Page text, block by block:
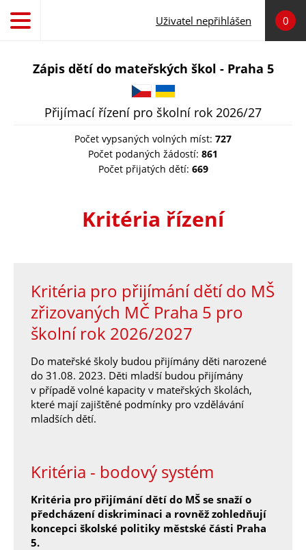
Uživatel nepřihlášen
0
Zápis dětí do mateřských škol - Praha 5
Přijímací řízení pro školní rok 2026/27
Počet vypsaných volných míst: 727
Počet podaných žádostí: 861
Počet přijatých dětí: 669
Kritéria řízení
Kritéria pro přijímání dětí do MŠ
zřizovaných MČ Praha 5 pro
školní rok 2026/2027
Do mateřské školy budou přijímány děti narozené
do 31.08. 2023. Děti mladší budou přijímány
v případě volné kapacity v mateřských školách,
které mají zajištěné podmínky pro vzdělávání
mladších dětí.
Kritéria - bodový systém
Kritéria pro přijímání dětí do MŠ se snaží o
předcházení diskriminaci a rovněž zohledňují
koncepci školské politiky městské části Praha
5.